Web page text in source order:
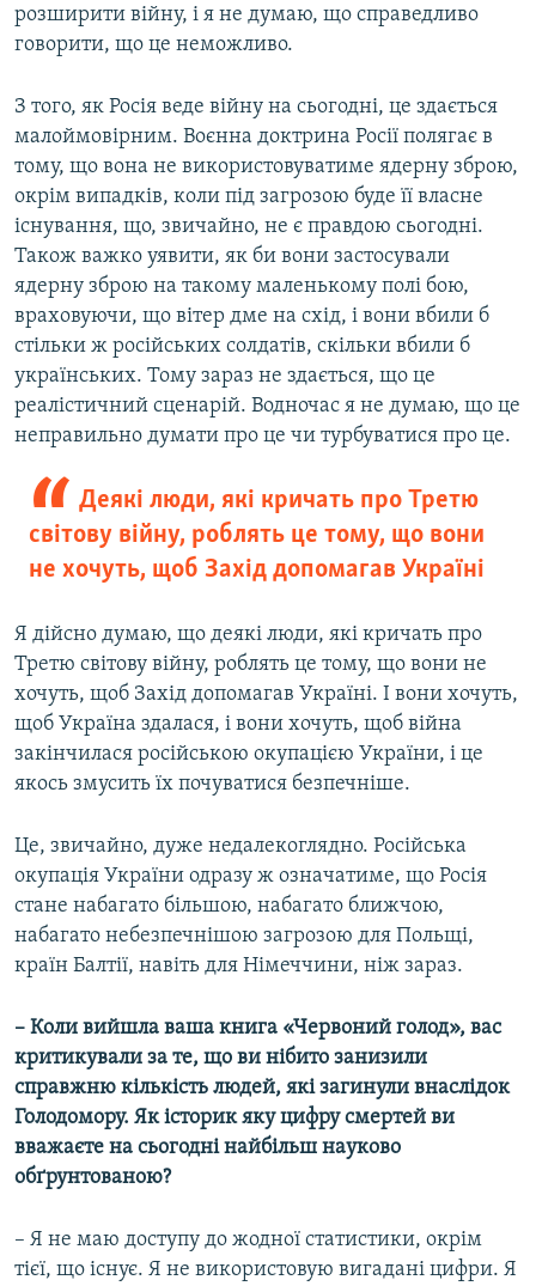
розширити війну, і я не думаю, що справедливо
говорити, що це неможливо.
З того, як Росія веде війну на сьогодні, це здається
малоймовірним. Воєнна доктрина Росії полягає в
тому, що вона не використовуватиме ядерну зброю,
окрім випадків, коли під загрозою буде її власне
існування, що, звичайно, не є правдою сьогодні.
Також важко уявити, як би вони застосували
ядерну зброю на такому маленькому полі бою,
враховуючи, що вітер дме на схід, і вони вбили б
стільки ж російських солдатів, скільки вбили б
українських. Тому зараз не здається, що це
реалістичний сценарій. Водночас я не думаю, що це
неправильно думати про це чи турбуватися про це.
Деякі люди, які кричать про Третю
світову війну, роблять це тому, що вони
не хочуть, щоб Захід допомагав Україні
Я дійсно думаю, що деякі люди, які кричать про
Третю світову війну, роблять це тому, що вони не
хочуть, щоб Захід допомагав Україні. І вони хочуть,
щоб Україна здалася, і вони хочуть, щоб війна
закінчилася російською окупацією України, і це
якось змусить їх почуватися безпечніше.
Це, звичайно, дуже недалекоглядно. Російська
окупація України одразу ж означатиме, що Росія
стане набагато більшою, набагато ближчою,
набагато небезпечнішою загрозою для Польщі,
країн Балтії, навіть для Німеччини, ніж зараз.
– Коли вийшла ваша книга «Червоний голод», вас
критикували за те, що ви нібито занизили
справжню кількість людей, які загинули внаслідок
Голодомору. Як історик яку цифру смертей ви
вважаєте на сьогодні найбільш науково
обґрунтованою?
– Я не маю доступу до жодної статистики, окрім
тієї, що існує. Я не використовую вигадані цифри. Я